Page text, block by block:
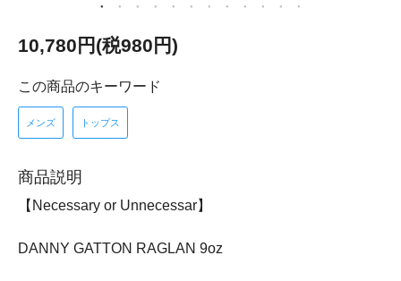
10,780円(税980円)
この商品のキーワード
メンズ トップス
商品説明
【Necessary or Unnecessar】
DANNY GATTON RAGLAN 9oz